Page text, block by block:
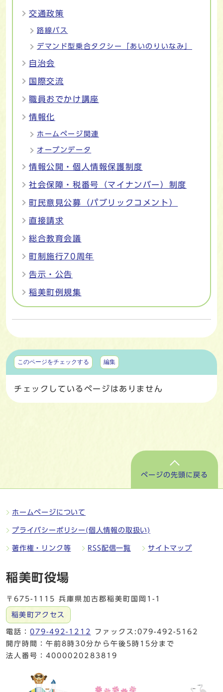
交通政策
路線バス
デマンド型乗合タクシー「あいのりいなみ」
自治会
国際交流
職員おでかけ講座
情報化
ホームページ関連
オープンデータ
情報公開・個人情報保護制度
社会保障・税番号（マイナンバー）制度
町民意見公募（パブリックコメント）
直接請求
総合教育会議
町制施行70周年
告示・公告
稲美町例規集
マイページ
このページをチェックする 編集
チェックしているページはありません
ページの先頭に戻る
ホームページについて
プライバシーポリシー(個人情報の取扱い)
著作権・リンク等 RSS配信一覧 サイトマップ
稲美町役場
〒675-1115 兵庫県加古郡稲美町国岡1-1
稲美町アクセス
電話：079-492-1212
ファックス:079-492-5162
開庁時間：午前8時30分から午後5時15分まで
法人番号：4000020283819